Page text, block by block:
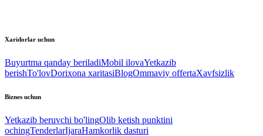
Xaridorlar uchun
Buyurtma qanday beriladiMobil ilovaYetkazib
berishTo'lovDorixona xaritasiBlogOmmaviy offertaXavfsizlik
Biznes uchun
Yetkazib beruvchi bo'lingOlib ketish punktini
ochingTenderlarIjaraHamkorlik dasturi